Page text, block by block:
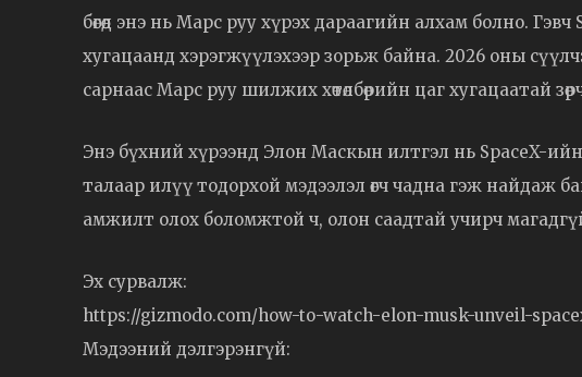
бөгөөд энэ нь Марс руу хүрэх дараагийн алхам болно.
хугацаанд хэрэгжүүлэхээр зорьж байна. 2026 оны
сарнаас Марс руу шилжих хөтөлбөрийн цаг хугацаатай
Энэ бүхний хүрээнд Элон Маскын илтгэл нь SpaceX-
талаар илүү тодорхой мэдээлэл өгч чадна гэж найдаж
амжилт олох боломжтой ч, олон саадтай учирч
Эх сурвалж:
https://gizmodo.com/how-to-watch-elon-musk-unveil-
Мэдээний дэлгэрэнгүй: